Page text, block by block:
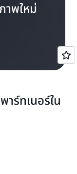
าพใหม่
ร์ทเนอร์ใน